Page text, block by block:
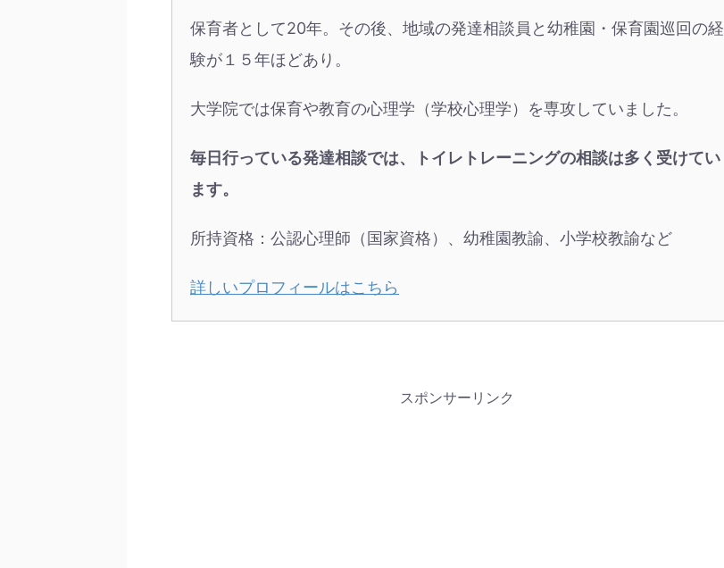
保育者として20年。その後、地域の発達相談員と幼稚園・保育園巡回の経
験が１５年ほどあり。
大学院では保育や教育の心理学（学校心理学）を専攻していました。
毎日行っている発達相談では、トイレトレーニングの相談は多く受けてい
ます。
所持資格：公認心理師（国家資格）、幼稚園教諭、小学校教諭など
詳しいプロフィールはこちら
スポンサーリンク